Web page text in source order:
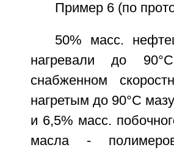
Пример 6 (по
50% масс.
нагревали до
снабженном
нагретым до 90°C
и 6,5% масс.
масла -